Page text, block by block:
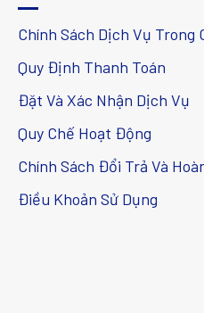
Chính Sách Dịch Vụ Trong
Quy Định Thanh Toán
Đặt Và Xác Nhận Dịch Vụ
Quy Chế Hoạt Động
Chính Sách Đổi Trả Và
Điều Khoản Sử Dụng